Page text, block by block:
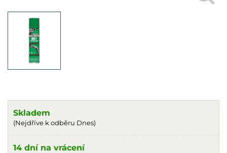
Skladem
(Nejdříve k odběru Dnes)
14 dní na vrácení